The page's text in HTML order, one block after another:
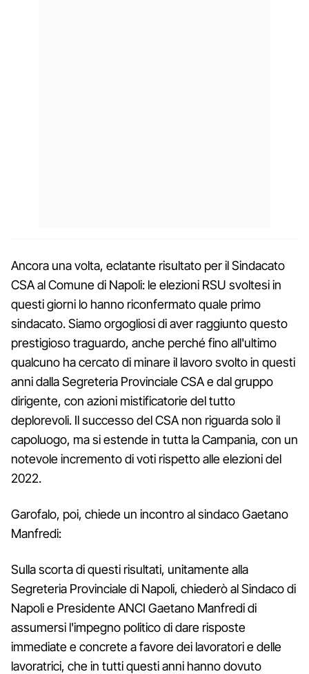
Ancora una volta, eclatante risultato per il Sindacato
CSA al Comune di Napoli: le elezioni RSU svoltesi in
questi giorni lo hanno riconfermato quale primo
sindacato. Siamo orgogliosi di aver raggiunto questo
prestigioso traguardo, anche perché fino all'ultimo
qualcuno ha cercato di minare il lavoro svolto in questi
anni dalla Segreteria Provinciale CSA e dal gruppo
dirigente, con azioni mistificatorie del tutto
deplorevoli. Il successo del CSA non riguarda solo il
capoluogo, ma si estende in tutta la Campania, con un
notevole incremento di voti rispetto alle elezioni del
2022.
Garofalo, poi, chiede un incontro al sindaco Gaetano
Manfredi:
Sulla scorta di questi risultati, unitamente alla
Segreteria Provinciale di Napoli, chiederò al Sindaco di
Napoli e Presidente ANCI Gaetano Manfredi di
assumersi l'impegno politico di dare risposte
immediate e concrete a favore dei lavoratori e delle
lavoratrici, che in tutti questi anni hanno dovuto